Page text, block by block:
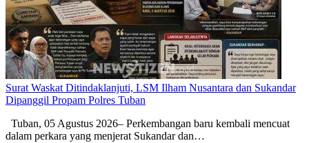
Surat Waskat Ditindaklanjuti, LSM Ilham Nusantara dan Sukandar
Dipanggil Propam Polres Tuban
Tuban, 05 Agustus 2026– Perkembangan baru kembali mencuat
dalam perkara yang menjerat Sukandar dan…